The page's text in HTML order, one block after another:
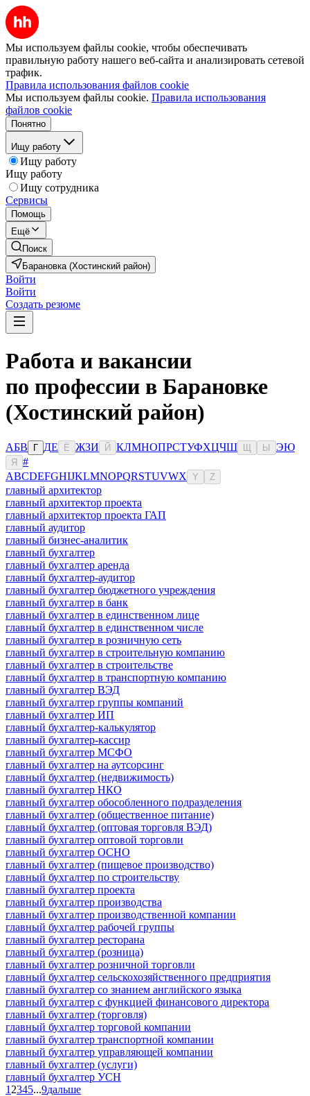
Мы используем файлы cookie, чтобы обеспечивать
правильную работу нашего веб-сайта и анализировать сетевой
трафик.
Правила использования файлов cookie
Мы используем файлы cookie. Правила использования
файлов cookie
Понятно
Ищу работу
Ищу работу
Ищу работу
Ищу сотрудника
Сервисы
Помощь
Ещё
Поиск
Барановка (Хостинский район)
Войти
Войти
Создать резюме
Работа и вакансии
по профессии в Барановке
(Хостинский район)
АБВ Г ДЕ Ё ЖЗИ Й КЛМНОПРСТУФХЦЧШ Ы ЭЮ
Я
#
ABCDEFGHIJKLMNOPQRSTUVWX Y Z
главный архитектор
главный архитектор проекта
главный архитектор проекта ГАП
главный аудитор
главный бизнес-аналитик
главный бухгалтер
главный бухгалтер аренда
главный бухгалтер-аудитор
главный бухгалтер бюджетного учреждения
главный бухгалтер в банк
главный бухгалтер в единственном лице
главный бухгалтер в единственном числе
главный бухгалтер в розничную сеть
главный бухгалтер в строительную компанию
главный бухгалтер в строительстве
главный бухгалтер в транспортную компанию
главный бухгалтер ВЭД
главный бухгалтер группы компаний
главный бухгалтер ИП
главный бухгалтер-калькулятор
главный бухгалтер-кассир
главный бухгалтер МСФО
главный бухгалтер на аутсорсинг
главный бухгалтер (недвижимость)
главный бухгалтер НКО
главный бухгалтер обособленного подразделения
главный бухгалтер (общественное питание)
главный бухгалтер (оптовая торговля ВЭД)
главный бухгалтер оптовой торговли
главный бухгалтер ОСНО
главный бухгалтер (пищевое производство)
главный бухгалтер по строительству
главный бухгалтер проекта
главный бухгалтер производства
главный бухгалтер производственной компании
главный бухгалтер рабочей группы
главный бухгалтер ресторана
главный бухгалтер (розница)
главный бухгалтер розничной торговли
главный бухгалтер сельскохозяйственного предприятия
главный бухгалтер со знанием английского языка
главный бухгалтер с функцией финансового директора
главный бухгалтер (торговля)
главный бухгалтер торговой компании
главный бухгалтер транспортной компании
главный бухгалтер управляющей компании
главный бухгалтер (услуги)
главный бухгалтер УСН
1 2345...9дальше